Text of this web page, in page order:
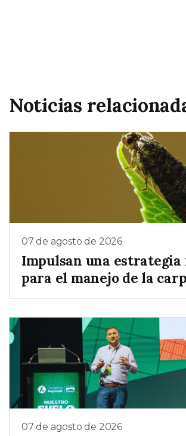
Noticias
07 de agosto de 2026
Impulsan una
para el manejo de la
07 de agosto de 2026